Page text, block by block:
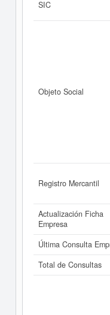
cuentas
La última
SIC
Objeto Social
Registro Mercantil
Actualización Ficha
Empresa
Última Consulta
Total de Consultas